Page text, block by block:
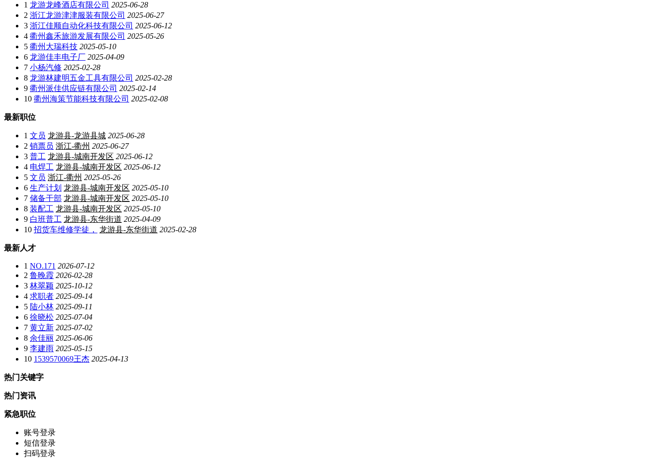
1 龙游龙峰酒店有限公司 2025-06-28
2 浙江龙游津津服装有限公司 2025-06-27
3 浙江佳顺自动化科技有限公司 2025-06-12
4 衢州鑫禾旅游发展有限公司 2025-05-26
5 衢州大瑞科技 2025-05-10
6 龙游佳丰电子厂 2025-04-09
7 小杨汽修 2025-02-28
8 龙游林建明五金工具有限公司 2025-02-28
9 衢州派佳供应链有限公司 2025-02-14
10 衢州海策节能科技有限公司 2025-02-08
最新职位
1 文员 龙游县-龙游县城 2025-06-28
2 销票员 浙江-衢州 2025-06-27
3 普工 龙游县-城南开发区 2025-06-12
4 电焊工 龙游县-城南开发区 2025-06-12
5 文员 浙江-衢州 2025-05-26
6 生产计划 龙游县-城南开发区 2025-05-10
7 储备干部 龙游县-城南开发区 2025-05-10
8 装配工 龙游县-城南开发区 2025-05-10
9 白班普工 龙游县-东华街道 2025-04-09
10 招货车维修学徒， 龙游县-东华街道 2025-02-28
最新人才
1 NO.171 2026-07-12
2 鲁晚霞 2026-02-28
3 林翠颖 2025-10-12
4 求职者 2025-09-14
5 陆小林 2025-09-11
6 徐晓松 2025-07-04
7 黄立新 2025-07-02
8 余佳丽 2025-06-06
9 李建雨 2025-05-15
10 1539570069王杰 2025-04-13
热门关键字
热门资讯
紧急职位
账号登录
短信登录
扫码登录